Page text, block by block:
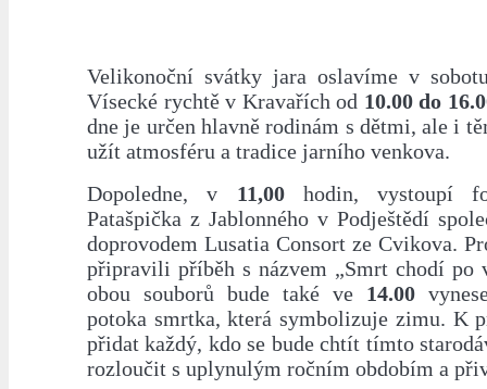
Velikonoční svátky jara oslavíme v
Vísecké rychtě v Kravařích od 10.00 do
dne je určen hlavně rodinám s dětmi, ale i
užít atmosféru a tradice jarního venkova.
Dopoledne, v 11,00hodin, vystoupí
Patašpička z Jablonného v Podještědí
doprovodem Lusatia Consort ze Cvikova.
připravili příběh s názvem „Smrt chodí po
obou souborů bude také ve 14.00
potoka smrtka, která symbolizuje zimu. K
přidat každý, kdo se bude chtít tímto
rozloučit s uplynulým ročním obdobím a